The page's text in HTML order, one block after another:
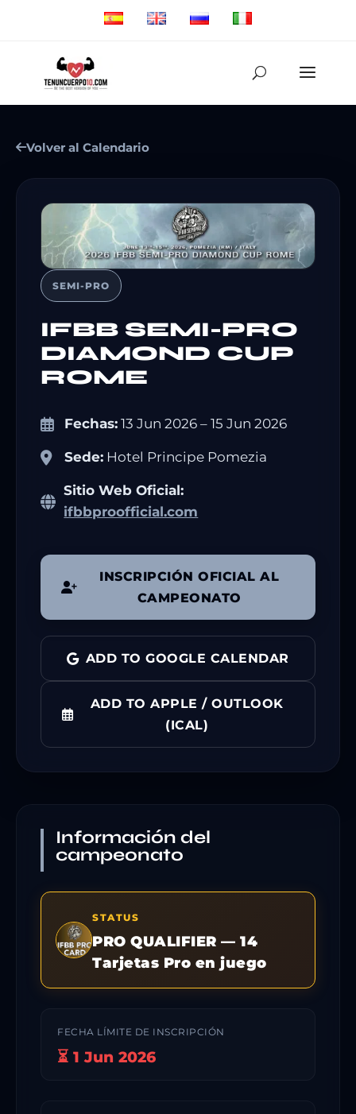
Volver al Calendario
SEMI-PRO
IFBB SEMI-PRO
DIAMOND CUP
ROME
Fechas: 13 Jun 2026 – 15 Jun 2026
Sede: Hotel Principe Pomezia
Sitio Web Oficial:
ifbbproofficial.com
INSCRIPCIÓN OFICIAL AL
CAMPEONATO
ADD TO GOOGLE CALENDAR
ADD TO APPLE / OUTLOOK
(ICAL)
Información del
campeonato
STATUS
PRO QUALIFIER — 14
Tarjetas Pro en juego
FECHA LÍMITE DE INSCRIPCIÓN
⏳ 1 Jun 2026